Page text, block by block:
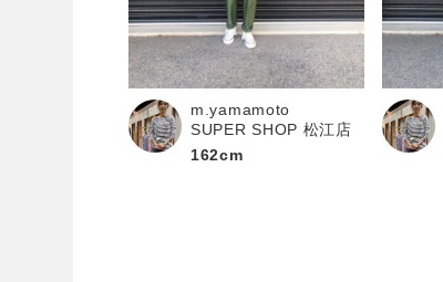
m.yamamoto
SUPER SHOP 松江店
162cm